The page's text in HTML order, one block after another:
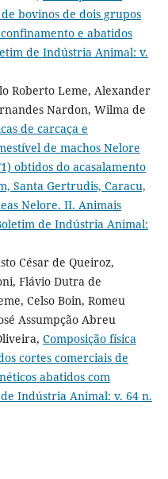
bovinos de dois grupos
e abatidos
de Indústria Animal: v.
Roberto Leme, Alexander
Nardon, Wilma de
de carcaça e
de machos Nelore
obtidos do acasalamento
Santa Gertrudis, Caracu,
Nelore. II. Animais
de Indústria Animal:
César de Queiroz,
Flávio Dutra de
Celso Boin, Romeu
Assumpção Abreu
Composição física
cortes comerciais de
abatidos com
Indústria Animal: v. 64 n.